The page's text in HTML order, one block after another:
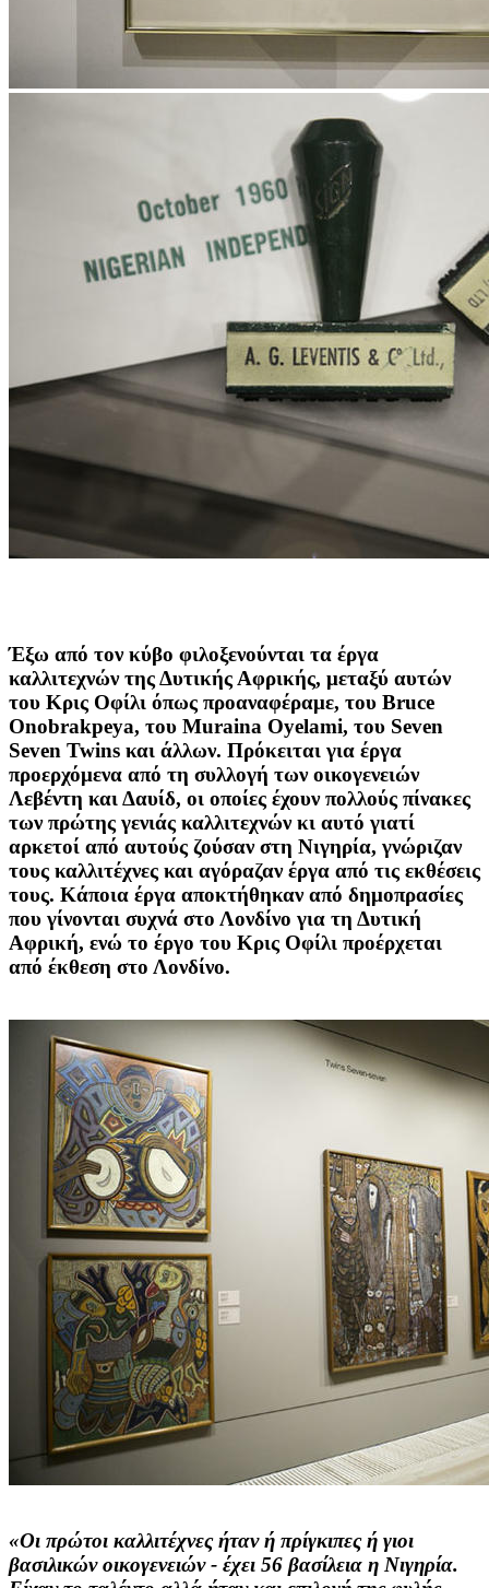
Έξω από τον κύβο φιλοξενούνται τα έργα
καλλιτεχνών της Δυτικής Αφρικής, μεταξύ αυτών
του Κρις Οφίλι όπως προαναφέραμε, του Bruce
Onobrakpeya, του Muraina Oyelami, του Seven
Seven Twins και άλλων. Πρόκειται για έργα
προερχόμενα από τη συλλογή των οικογενειών
Λεβέντη και Δαυίδ, οι οποίες έχουν πολλούς πίνακες
των πρώτης γενιάς καλλιτεχνών κι αυτό γιατί
αρκετοί από αυτούς ζούσαν στη Νιγηρία, γνώριζαν
τους καλλιτέχνες και αγόραζαν έργα από τις εκθέσεις
τους. Κάποια έργα αποκτήθηκαν από δημοπρασίες
που γίνονται συχνά στο Λονδίνο για τη Δυτική
Αφρική, ενώ το έργο του Κρις Οφίλι προέρχεται
από έκθεση στο Λονδίνο.
«Οι πρώτοι καλλιτέχνες ήταν ή πρίγκιπες ή γιοι
βασιλικών οικογενειών - έχει 56 βασίλεια η Νιγηρία.